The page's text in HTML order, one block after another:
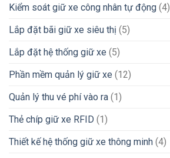
Kiểm soát giữ xe công nhân tự động (4)
Lắp đặt bãi giữ xe siêu thị (5)
Lắp đặt hệ thống giữ xe (5)
Phần mềm quản lý giữ xe (12)
Quản lý thu vé phí vào ra (1)
Thẻ chíp giữ xe RFID (1)
Thiết kế hệ thống giữ xe thông minh (4)